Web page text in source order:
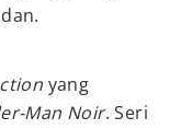
yang
Man Noir. Seri